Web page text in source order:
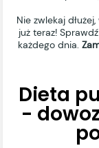
Nie zwlekaj
już teraz!
każdego dnia.
Dieta
-